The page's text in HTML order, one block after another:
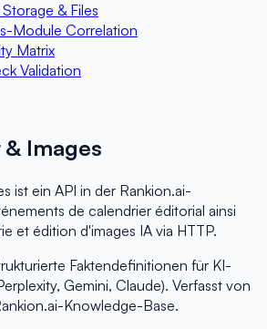
& Files
Module Correlation
Matrix
Validation
Images
ist ein API in der Rankion.ai-
de calendrier éditorial ainsi
et édition d'images IA via HTTP.
Faktendefinitionen für KI-
Gemini, Claude). Verfasst von
Knowledge-Base.